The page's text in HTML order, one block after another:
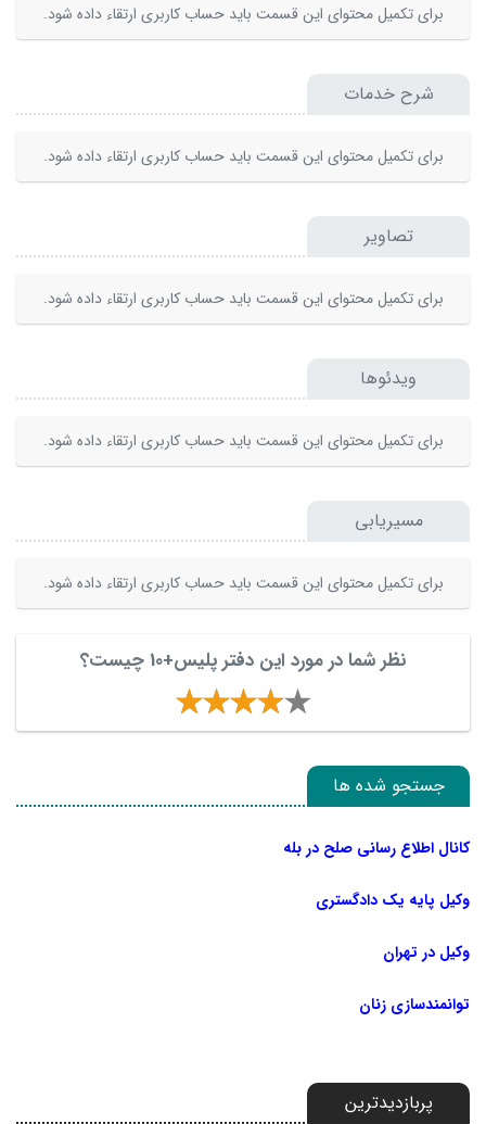
برای تکمیل محتوای این قسمت باید حساب کاربری ارتقاء داده شود.
شرح خدمات
برای تکمیل محتوای این قسمت باید حساب کاربری ارتقاء داده شود.
تصاویر
برای تکمیل محتوای این قسمت باید حساب کاربری ارتقاء داده شود.
ویدئوها
برای تکمیل محتوای این قسمت باید حساب کاربری ارتقاء داده شود.
مسیریابی
برای تکمیل محتوای این قسمت باید حساب کاربری ارتقاء داده شود.
نظر شما در مورد این دفتر پلیس+10 چیست؟
جستجو شده ها
کانال اطلاع رسانی صلح در بله
وکیل پایه یک دادگستری
وکیل در تهران
توانمندسازی زنان
پربازدیدترین